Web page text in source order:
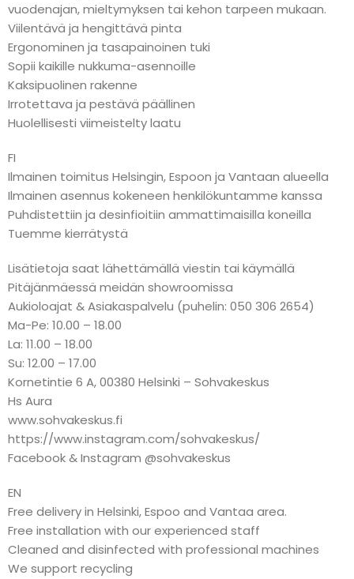
vuodenajan, mieltymyksen tai kehon tarpeen mukaan.
Viilentävä ja hengittävä pinta
Ergonominen ja tasapainoinen tuki
Sopii kaikille nukkuma-asennoille
Kaksipuolinen rakenne
Irrotettava ja pestävä päällinen
Huolellisesti viimeistelty laatu
FI
Ilmainen toimitus Helsingin, Espoon ja Vantaan alueella
Ilmainen asennus kokeneen henkilökuntamme kanssa
Puhdistettiin ja desinfioitiin ammattimaisilla koneilla
Tuemme kierrätystä
Lisätietoja saat lähettämällä viestin tai käymällä
Pitäjänmäessä meidän showroomissa
Aukioloajat & Asiakaspalvelu (puhelin: 050 306 2654)
Ma-Pe: 10.00 – 18.00
La: 11.00 – 18.00
Su: 12.00 – 17.00
Kornetintie 6 A, 00380 Helsinki – Sohvakeskus
Hs Aura
www.sohvakeskus.fi
https://www.instagram.com/sohvakeskus/
Facebook & Instagram @sohvakeskus
EN
Free delivery in Helsinki, Espoo and Vantaa area.
Free installation with our experienced staff
Cleaned and disinfected with professional machines
We support recycling